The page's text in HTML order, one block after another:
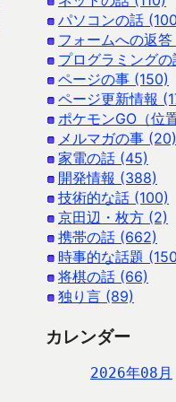
パソコンの話
フォームへの返
プログラミング
ページの事 (150)
ページ更新情報
ポケモンGO（位
メルマガの事 (20)
家電の話 (45)
開発情報 (388)
技術的な話 (100)
京田辺・枚方 (2)
携帯の話 (662)
時事的な話題
将棋の話 (66)
独り言 (89)
カレンダー
2026年08月